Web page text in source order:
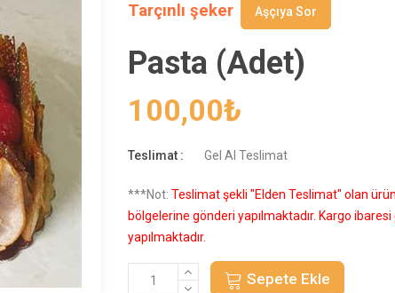
Tarçınlı şeker Aşçıya Sor
Pasta (Adet)
100,00₺
Teslimat : Gel Al Teslimat
***Not: Teslimat şekli "Elden Teslimat" olan
bölgelerine gönderi yapılmaktadır. Kargo
yapılmaktadır.
Sepete Ekle